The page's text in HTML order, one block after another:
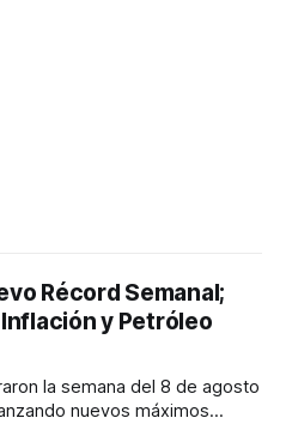
Récord Semanal;
y Petróleo
la semana del 8 de agosto
nuevos máximos